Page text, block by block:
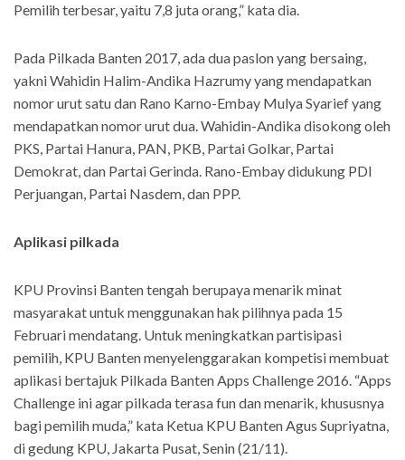
Pemilih terbesar, yaitu 7,8 juta orang,” kata dia.
Pada Pilkada Banten 2017, ada dua paslon yang bersaing,
yakni Wahidin Halim-Andika Hazrumy yang mendapatkan
nomor urut satu dan Rano Karno-Embay Mulya Syarief yang
mendapatkan nomor urut dua. Wahidin-Andika disokong oleh
PKS, Partai Hanura, PAN, PKB, Partai Golkar, Partai
Demokrat, dan Partai Gerinda. Rano-Embay didukung PDI
Perjuangan, Partai Nasdem, dan PPP.
Aplikasi pilkada
KPU Provinsi Banten tengah berupaya menarik minat
masyarakat untuk menggunakan hak pilihnya pada 15
Februari mendatang. Untuk meningkatkan partisipasi
pemilih, KPU Banten menyelenggarakan kompetisi membuat
aplikasi bertajuk Pilkada Banten Apps Challenge 2016. “Apps
Challenge ini agar pilkada terasa fun dan menarik, khususnya
bagi pemilih muda,” kata Ketua KPU Banten Agus Supriyatna,
di gedung KPU, Jakarta Pusat, Senin (21/11).